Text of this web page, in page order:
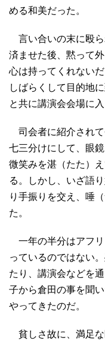
める和美だった。
言い合いの末に殴ら
済ませた後、黙って
心は持ってくれない
しばらくして目的地
と共に講演会会場に入
司会者に紹介されて
七三分けにして、眼
微笑みを湛（たた）
る。しかし、いざ語
り手振りを交え、唾
た。
一年の半分はアフ
っているのではない
たり、講演会などを
子から倉田の事を聞
やってきたのだ。
貧しさ故に、満足な